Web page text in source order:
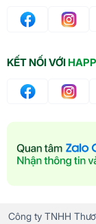
KẾT NỐI VỚI
Công ty TNHH